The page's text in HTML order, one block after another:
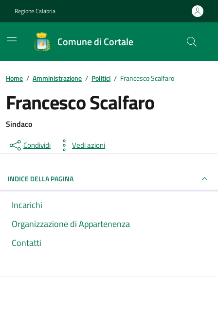
Regione Calabria
Comune di Cortale
Home / Amministrazione / Politici / Francesco Scalfaro
Francesco Scalfaro
Sindaco
Condividi Vedi azioni
INDICE DELLA PAGINA
Incarichi
Organizzazione di Appartenenza
Contatti